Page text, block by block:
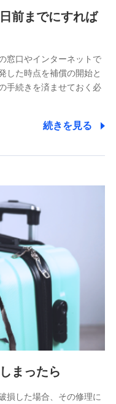
前までにすれば
窓口やインターネットで
した時点を補償の開始と
手続きを済ませておく必
続きを見る
まったら
損した場合、その修理に